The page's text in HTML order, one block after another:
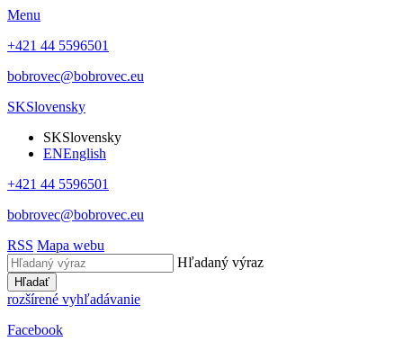
Menu
+421 44 5596501
bobrovec@bobrovec.eu
SKSlovensky
SKSlovensky
ENEnglish
+421 44 5596501
bobrovec@bobrovec.eu
RSS Mapa webu
Hľadaný výraz
Hľadať
rozšírené vyhľadávanie
Facebook